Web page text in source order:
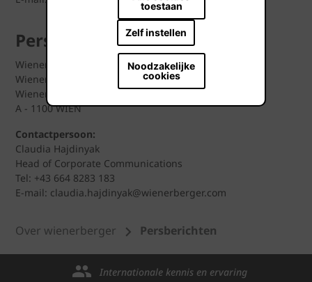
toestaan
Zelf instellen
Noodzakelijke
cookies
Pers internationaal
Wienerberger AG
Wienerberger City
Wienerbergerstrasse 11
A - 1100 WIEN
Contactpersoon:
Claudia Hajdinyak
Head of Corporate Communications
Tel: +43 664 8283 183
E-mail: claudia.hajdinyak@wienerberger.com
Over wienerberger Persberichten
Internationale kennis en ervaring